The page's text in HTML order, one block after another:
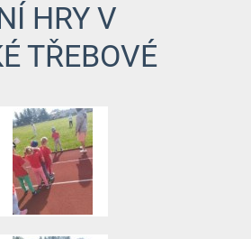
HRY V
TŘEBOVÉ